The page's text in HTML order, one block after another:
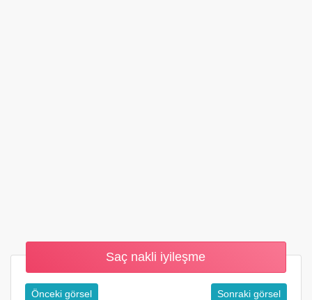
Saç nakli iyileşme
Önceki görsel Sonraki görsel